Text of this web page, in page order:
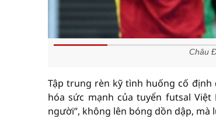
Châu
Tập trung rèn kỹ tình huống cố
hóa sức mạnh của tuyển futsal
người”, không lên bóng dồn dập, mà